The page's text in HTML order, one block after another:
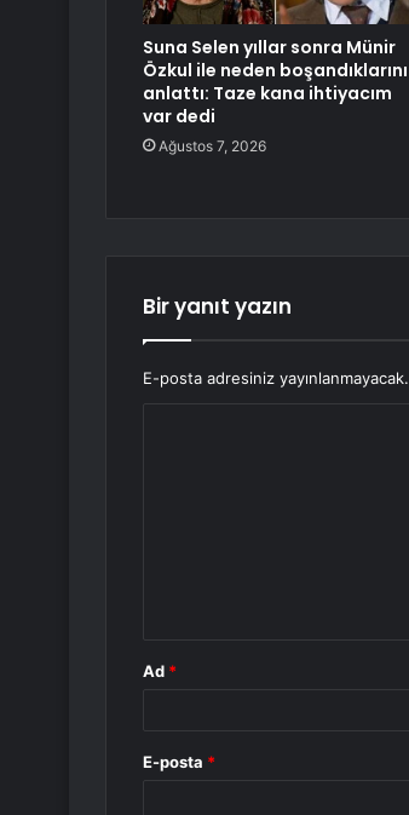
Suna Selen yıllar sonra Münir
Özkul ile neden boşandıklarını
anlattı: Taze kana ihtiyacım
var dedi
Ağustos 7, 2026
Bir yanıt yazın
E-posta adresiniz yayınlanmayacak.
Ad *
E-posta *